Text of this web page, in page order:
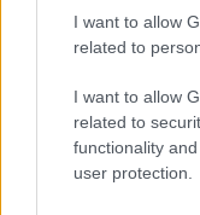
I want to allow
related to
I want to allow
related to
functionality
user protection.
Ajánlott